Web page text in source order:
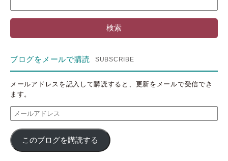
索:
ブログをメールで購読
メールアドレスを記入して購読すると、更新をメールで受信でき
ます。
ー
ル
ア
ド
このブログを購読する